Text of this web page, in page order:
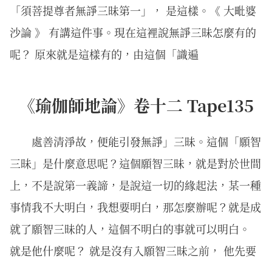
「須菩提尊者無諍三昧第一」， 是這樣。《 大毗婆
沙論 》 有講這件事。現在這裡說無諍三昧怎麼有的
呢？ 原來就是這樣有的，由這個「識遍
《瑜伽師地論》卷十二 Tape135
處善清淨故，便能引發無諍」三昧。這個「願智
三昧」是什麼意思呢？這個願智三昧，就是對於世間
上，不是說第一義諦，是說這一切的緣起法，某一種
事情我不大明白，我想要明白，那怎麼辦呢？就是成
就了願智三昧的人，這個不明白的事就可以明白。
就是他什麼呢？ 就是沒有入願智三昧之前， 他先要